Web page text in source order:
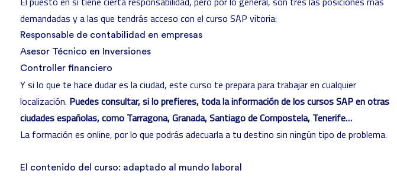
demandadas y a las que tendrás acceso con el curso SAP vitoria:
Responsable de contabilidad en empresas
Asesor Técnico en Inversiones
Controller financiero
Y si lo que te hace dudar es la ciudad, este curso te prepara para trabajar en cualquier
localización. Puedes consultar, si lo prefieres, toda la información de loscursos SAPen otras
ciudades españolas, como Tarragona,Granada,Santiago de Compostela, Tenerife…
La formación es online, por lo que podrás adecuarla a tu destino sin ningún tipo de problema.
El contenido del curso: adaptado al mundo laboral